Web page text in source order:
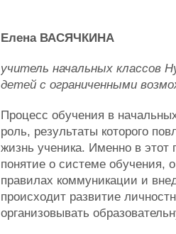
Елена ВАСЯЧКИНА
учитель начальных классов
детей с ограниченными
Процесс обучения в
роль, результаты которого
жизнь ученика. Именно в этот
понятие о системе обучения,
правилах коммуникации и
происходит развитие
организовывать